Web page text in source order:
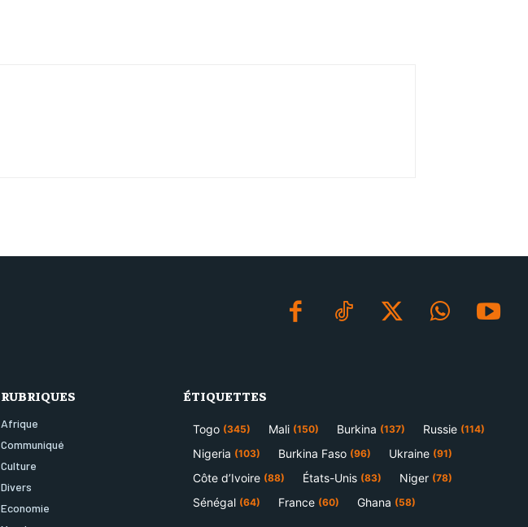
RUBRIQUES
Afrique
Communiqué
Culture
Divers
Economie
ÉTIQUETTES
Togo (345) Mali (150) Burkina (137) Russie (114)
Nigeria (103) Burkina Faso (96) Ukraine (91)
Côte d’Ivoire (88) États-Unis (83) Niger (78)
Sénégal (64) France (60) Ghana (58)